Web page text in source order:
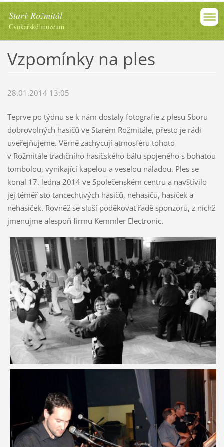
Starý Rožmitál
Cvokařské muzeum
Vzpomínky na ples
28.01.2014 13:05
Teprve po týdnu se k nám dostaly fotografie z plesu Sboru
dobrovolných hasičů ve Starém Rožmitále, přesto je rádi
uveřejňujeme. Věrně zachycují atmosféru tohoto
v Rožmitále tradičního hasičského bálu spojeného s bohatou
tombolou, vynikající kapelou a veselou náladou. Ples se
konal 17. ledna 2014 ve Společenském centru a navštívilo
jej téměř sto tancechtivých hasičů, nehasičů, hasiček a
nehasiček. Rovněž se sluší poděkovat řadě sponzorů, z nichž
jmenujme alespoň firmu Kemmler Electronic.